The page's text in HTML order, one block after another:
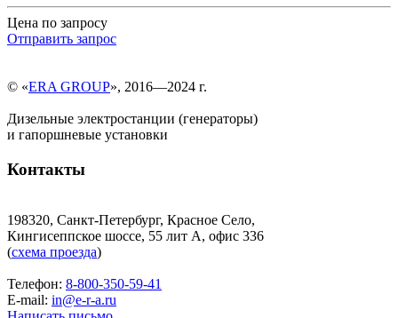
Цена по запросу
Отправить запрос
© «ERA GROUP», 2016—2024 г.
Дизельные электростанции (генераторы)
и гапоршневые установки
Контакты
198320, Санкт-Петербург, Красное Село,
Кингисеппское шоссе, 55 лит А, офис 336
(схема проезда)
Телефон: 8-800-350-59-41
E-mail: in@e-r-a.ru